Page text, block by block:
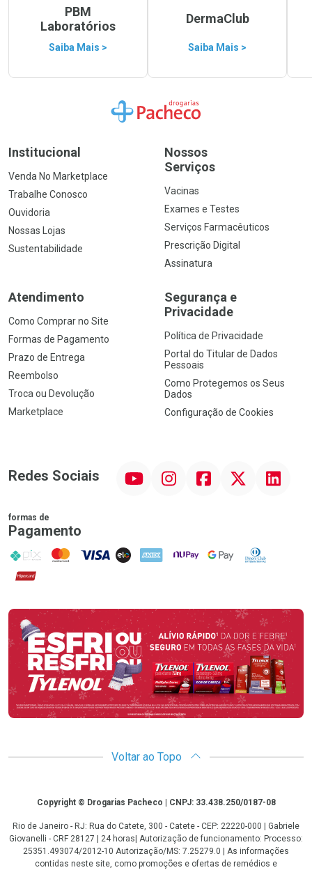
PBM
Laboratórios
Saiba Mais >
DermaClub
Saiba Mais >
Ir para a Home
Institucional
Venda No Marketplace
Trabalhe Conosco
Ouvidoria
Nossas Lojas
Sustentabilidade
Nossos
Serviços
Vacinas
Exames e Testes
Serviços Farmacêuticos
Prescrição Digital
Assinatura
Atendimento
Como Comprar no Site
Formas de Pagamento
Prazo de Entrega
Reembolso
Troca ou Devolução
Marketplace
Segurança e
Privacidade
Política de Privacidade
Portal do Titular de Dados
Pessoais
Como Protegemos os Seus
Dados
Configuração de Cookies
Redes Sociais InstagramFacebookTwitter Linkedin
formas de
Pagamento
PIX MasterCard
VISA ELO AMEX NuPay Google PayDiners Club
Hipercard
Promoção em Destaque
Voltar ao Topo
CopyrightCopyright © Drogarias Pacheco | CNPJ: 33.438.250/0187-08
Rio de Janeiro - RJ: Rua do Catete, 300 - Catete - CEP: 22220-000 | Gabriele
Giovanelli - CRF 28127 | 24 horas| Autorização de funcionamento: Processo:
25351.493074/2012-10 Autorização/MS: 7.25279.0 | As informações
contidas neste site, como promoções e ofertas de remédios e